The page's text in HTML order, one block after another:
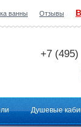
ванны Отзывы
+7 (495)
Душевые